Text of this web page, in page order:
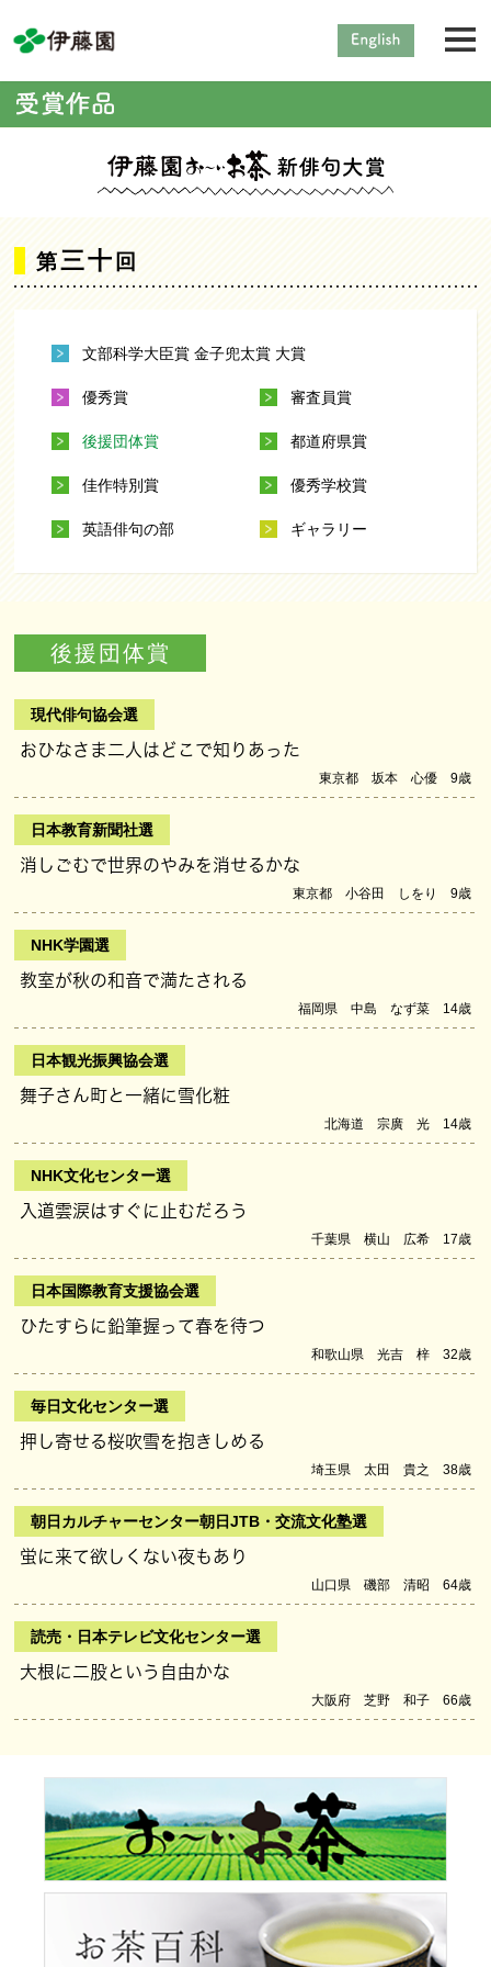
第三十 回
文部科学大臣賞 金子兜太賞 大賞
優秀賞 審査員賞
後援団体賞 都道府県賞
佳作特別賞 優秀学校賞
英語俳句の部 ギャラリー
後援団体賞
現代俳句協会選
おひなさま二人はどこで知りあった
東京都 坂本 心優 9歳
日本教育新聞社選
消しごむで世界のやみを消せるかな
東京都 小谷田 しをり 9歳
NHK学園選
教室が秋の和音で満たされる
福岡県 中島 なず菜 14歳
日本観光振興協会選
舞子さん町と一緒に雪化粧
北海道 宗廣 光 14歳
NHK文化センター選
入道雲涙はすぐに止むだろう
千葉県 横山 広希 17歳
日本国際教育支援協会選
ひたすらに鉛筆握って春を待つ
和歌山県 光吉 梓 32歳
毎日文化センター選
押し寄せる桜吹雪を抱きしめる
埼玉県 太田 貴之 38歳
朝日カルチャーセンター朝日JTB・交流文化塾選
蛍に来て欲しくない夜もあり
山口県 磯部 清昭 64歳
読売・日本テレビ文化センター選
大根に二股という自由かな
大阪府 芝野 和子 66歳